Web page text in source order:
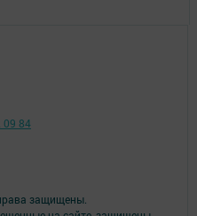
защищены.
09 84